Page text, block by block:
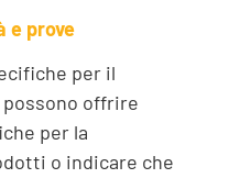
e prove
per il
possono offrire
per la
o indicare che